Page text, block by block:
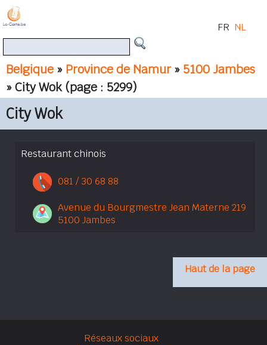
Belgique » Province de Namur» 5100 Jambes
» City Wok (page : 5299)
FR NL
City Wok
Restaurant chinois
081 / 30 68 88
Avenue du Bourgmestre Jean Materne 219
5100 Jambes
Haut de la page
Réseaux sociaux